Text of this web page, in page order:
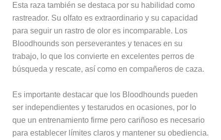
Esta raza también se destaca por su habilidad como
rastreador. Su olfato es extraordinario y su capacidad
para seguir un rastro de olor es incomparable. Los
Bloodhounds son perseverantes y tenaces en su
trabajo, lo que los convierte en excelentes perros de
búsqueda y rescate, así como en compañeros de caza.
Es importante destacar que los Bloodhounds pueden
ser independientes y testarudos en ocasiones, por lo
que un entrenamiento firme pero cariñoso es necesario
para establecer límites claros y mantener su obediencia.